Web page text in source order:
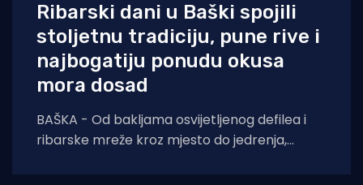
Ribarski dani u Baški spojili
stoljetnu tradiciju, pune rive i
najbogatiju ponudu okusa
mora dosad
BAŠKA - Od bakljama osvijetljenog defilea i
ribarske mreže kroz mjesto do jedrenja,